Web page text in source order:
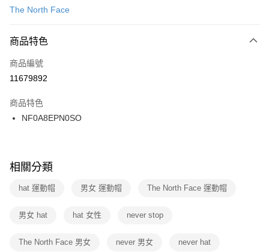
便利好安心！
３．安心：先確認商品／服務後，再付款。
【「AFTEE先享後付」結帳流程】
１．於結帳方式選擇「AFTEE先享後付」後，將跳轉至「AFTEE先享後付」
２．訂單成立數日內，您將收到繳費通知簡訊。
３．收到繳費通知簡訊後14天內，點擊此簡訊中的連結，可透過四大超商／
ATM／網路銀行／等多元方式進行付款，方視為交易完成。
※ 交易是否成功請以「AFTEE先享後付 」之結帳頁面顯示為準，若有關於
是否繳費成功／繳費後需取消欲退款等相關疑問，請聯繫「AFTEE先享後付
客戶支援中心」
https://netprotections.freshdesk.com/support/home
１．透過由恩沛科技股份有限公司提供之「AFTEE先享後付」服務完成之交
權轉讓予恩沛科技股份有限公司。
運送方式
每筆NT$100，滿NT$1,500(含以上)免運費
宅配
每筆NT$100，滿NT$1,500(含以上)免運費
付款後門市自取
每筆NT$100，滿NT$1,500(含以上)免運費
The North Face
商品特色
商品編號
11679892
商品特色
NF0A8EPN0SO
相關分類
hat 運動帽 男女 運動帽 The North Face 運動帽
男女 hat hat 女性 never stop
The North Face 男女 never 男女 never hat